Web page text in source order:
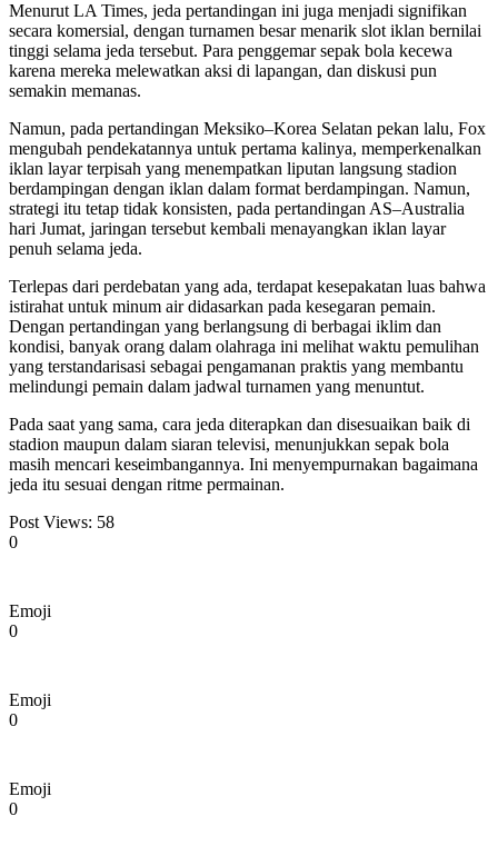
Menurut LA Times, jeda pertandingan ini juga menjadi signifikan
secara komersial, dengan turnamen besar menarik slot iklan bernilai
tinggi selama jeda tersebut. Para penggemar sepak bola kecewa
karena mereka melewatkan aksi di lapangan, dan diskusi pun
semakin memanas.
Namun, pada pertandingan Meksiko–Korea Selatan pekan lalu, Fox
mengubah pendekatannya untuk pertama kalinya, memperkenalkan
iklan layar terpisah yang menempatkan liputan langsung stadion
berdampingan dengan iklan dalam format berdampingan. Namun,
strategi itu tetap tidak konsisten, pada pertandingan AS–Australia
hari Jumat, jaringan tersebut kembali menayangkan iklan layar
penuh selama jeda.
Terlepas dari perdebatan yang ada, terdapat kesepakatan luas bahwa
istirahat untuk minum air didasarkan pada kesegaran pemain.
Dengan pertandingan yang berlangsung di berbagai iklim dan
kondisi, banyak orang dalam olahraga ini melihat waktu pemulihan
yang terstandarisasi sebagai pengamanan praktis yang membantu
melindungi pemain dalam jadwal turnamen yang menuntut.
Pada saat yang sama, cara jeda diterapkan dan disesuaikan baik di
stadion maupun dalam siaran televisi, menunjukkan sepak bola
masih mencari keseimbangannya. Ini menyempurnakan bagaimana
jeda itu sesuai dengan ritme permainan.
Post Views: 58
0
Emoji
0
Emoji
0
Emoji
0